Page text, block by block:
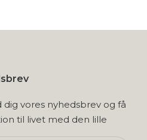
dig vores nyhedsbrev og få
til livet med den lille